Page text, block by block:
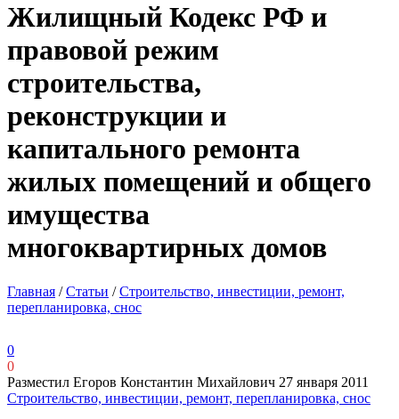
Жилищный Кодекс РФ и
правовой режим
строительства,
реконструкции и
капитального ремонта
жилых помещений и общего
имущества
многоквартирных домов
Главная /Статьи /Строительство, инвестиции, ремонт,
перепланировка, снос
0
0
Разместил Егоров Константин Михайлович 27 января 2011
Строительство, инвестиции, ремонт, перепланировка, снос